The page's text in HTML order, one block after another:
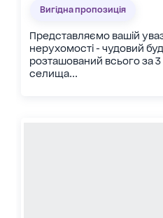
Вигідна пропозиція
Представляємо вашій
нерухомості - чудовий
розташований всього за
селища...